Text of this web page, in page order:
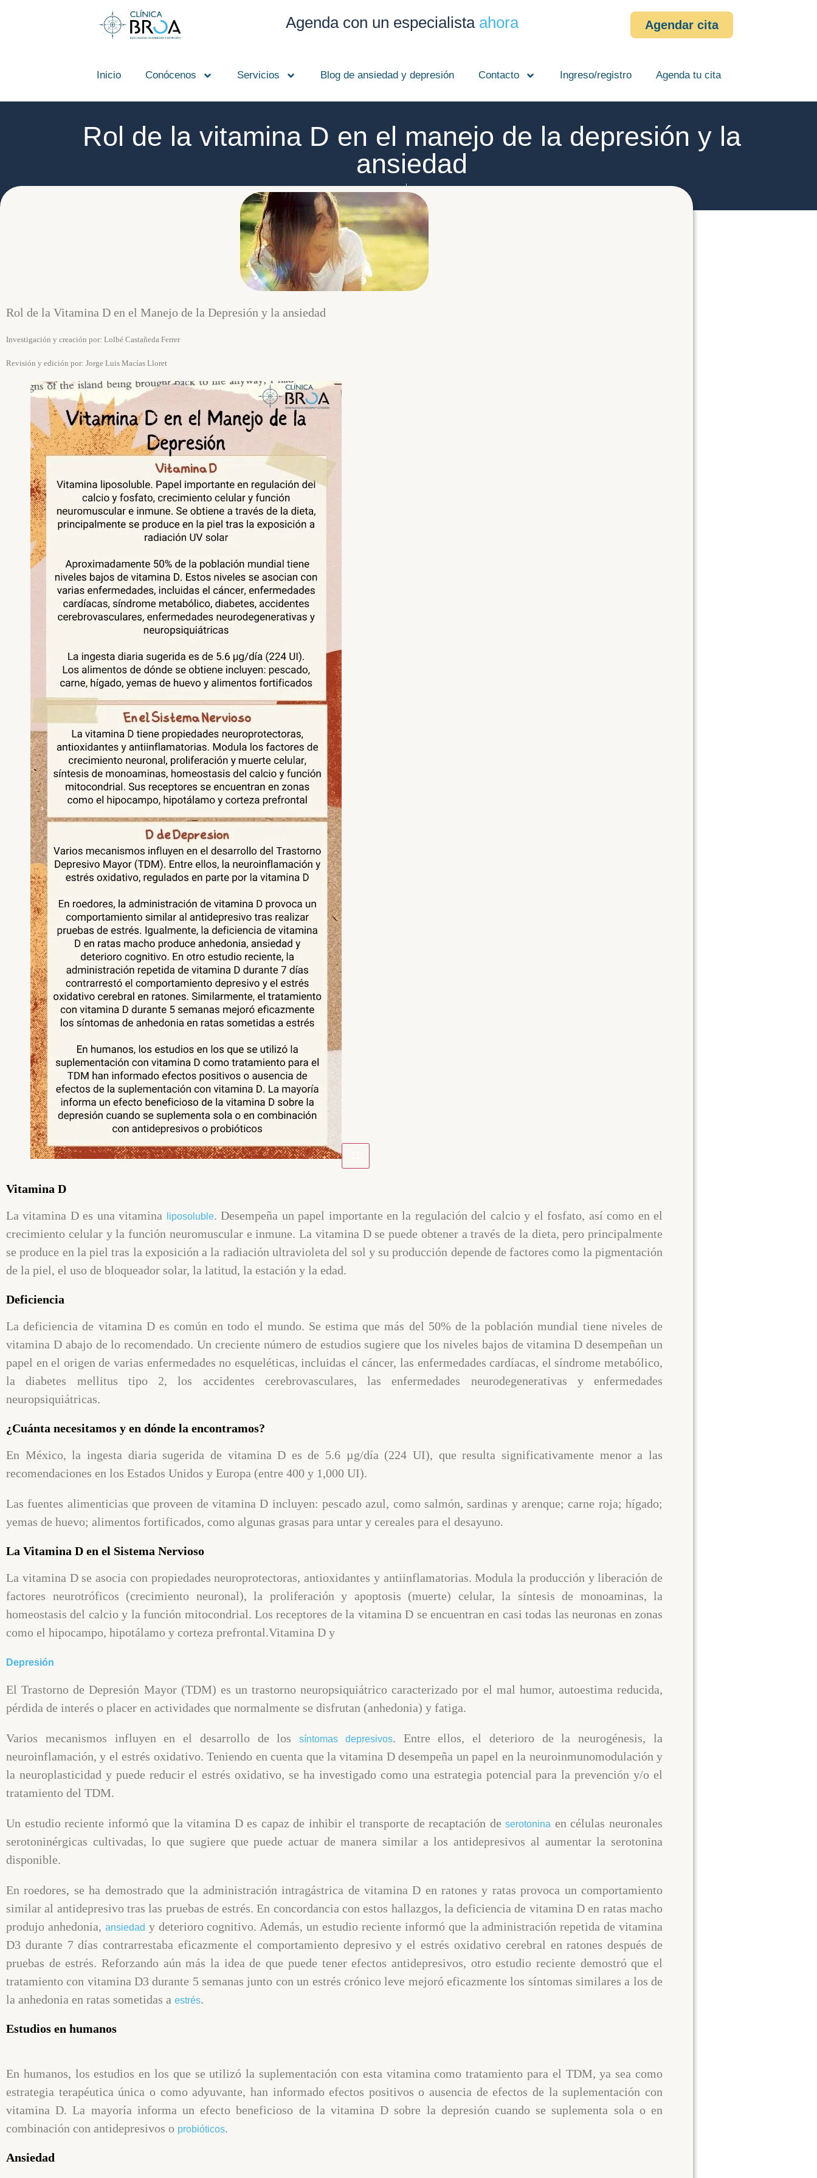
Agenda con un especialista ahora Agendar cita
Inicio Conócenos Servicios Blog de ansiedad y depresión Contacto Ingreso/registro Agenda tu cita
Rol de la vitamina D en el manejo de la depresión y la
ansiedad
Jorge Macías Lloret
Rol de la Vitamina D en el Manejo de la Depresión y la ansiedad
Investigación y creación por: Lolbé Castañeda Ferrer
Revisión y edición por: Jorge Luis Macías Lloret
Vitamina D
La vitamina D es una vitamina
liposoluble. Desempeña un papel importante en la regulación del calcio y el fosfato, así como en el
crecimiento celular y la función neuromuscular e inmune. La vitamina D se puede obtener a través de la dieta, pero principalmente
se produce en la piel tras la exposición a la radiación ultravioleta del sol y su producción depende de factores como la pigmentación
de la piel, el uso de bloqueador solar, la latitud, la estación y la edad.
Deficiencia
La deficiencia de vitamina D es común en todo el mundo. Se estima que más del 50% de la población mundial tiene niveles de
vitamina D abajo de lo recomendado. Un creciente número de estudios sugiere que los niveles bajos de vitamina D desempeñan un
papel en el origen de varias enfermedades no esqueléticas, incluidas el cáncer, las enfermedades cardíacas, el síndrome metabólico,
la diabetes mellitus tipo 2, los accidentes cerebrovasculares, las enfermedades neurodegenerativas y enfermedades
neuropsiquiátricas.
¿Cuánta necesitamos y en dónde la encontramos?
En México, la ingesta diaria sugerida de vitamina D es de 5.6 µg/día (224 UI), que resulta significativamente menor a las
recomendaciones en los Estados Unidos y Europa (entre 400 y 1,000 UI).
Las fuentes alimenticias que proveen de vitamina D incluyen: pescado azul, como salmón, sardinas y arenque; carne roja; hígado;
yemas de huevo; alimentos fortificados, como algunas grasas para untar y cereales para el desayuno.
La Vitamina D en el Sistema Nervioso
La vitamina D se asocia con propiedades neuroprotectoras, antioxidantes y antiinflamatorias. Modula la producción y liberación de
factores neurotróficos (crecimiento neuronal), la proliferación y apoptosis (muerte) celular, la síntesis de monoaminas, la
homeostasis del calcio y la función mitocondrial. Los receptores de la vitamina D se encuentran en casi todas las neuronas en zonas
como el hipocampo, hipotálamo y corteza prefrontal.Vitamina D y
Depresión
El Trastorno de Depresión Mayor (TDM) es un trastorno neuropsiquiátrico caracterizado por el mal humor, autoestima reducida,
pérdida de interés o placer en actividades que normalmente se disfrutan (anhedonia) y fatiga.
Varios mecanismos influyen en el desarrollo de lossíntomas depresivos. Entre ellos, el deterioro de la neurogénesis, la
neuroinflamación, y el estrés oxidativo. Teniendo en cuenta que la vitamina D desempeña un papel en la neuroinmunomodulación y
la neuroplasticidad y puede reducir el estrés oxidativo, se ha investigado como una estrategia potencial para la prevención y/o el
tratamiento del TDM.
Un estudio reciente informó que la vitamina D es capaz de inhibir el transporte de recaptación deserotonina en células neuronales
serotoninérgicas cultivadas, lo que sugiere que puede actuar de manera similar a los antidepresivos al aumentar la serotonina
disponible.
En roedores, se ha demostrado que la administración intragástrica de vitamina D en ratones y ratas provoca un comportamiento
similar al antidepresivo tras las pruebas de estrés. En concordancia con estos hallazgos, la deficiencia de vitamina D en ratas macho
produjo anhedonia, ansiedad y deterioro cognitivo. Además, un estudio reciente informó que la administración repetida de vitamina
D3 durante 7 días contrarrestaba eficazmente el comportamiento depresivo y el estrés oxidativo cerebral en ratones después de
pruebas de estrés. Reforzando aún más la idea de que puede tener efectos antidepresivos, otro estudio reciente demostró que el
tratamiento con vitamina D3 durante 5 semanas junto con un estrés crónico leve mejoró eficazmente los síntomas similares a los de
la anhedonia en ratas sometidas a estrés.
Estudios en humanos
En humanos, los estudios en los que se utilizó la suplementación con esta vitamina como tratamiento para el TDM, ya sea como
estrategia terapéutica única o como adyuvante, han informado efectos positivos o ausencia de efectos de la suplementación con
vitamina D. La mayoría informa un efecto beneficioso de la vitamina D sobre la depresión cuando se suplementa sola o en
combinación con antidepresivos o probióticos.
Ansiedad